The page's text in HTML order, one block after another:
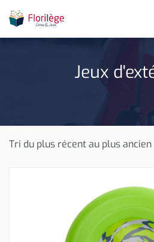
Jeux